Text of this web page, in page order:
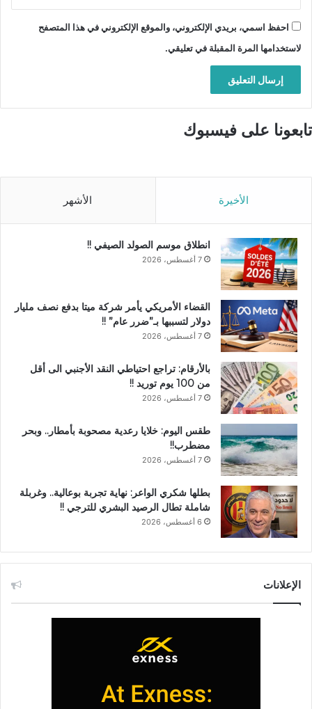
احفظ اسمي، بريدي الإلكتروني، والموقع الإلكتروني في هذا المتصفح
لاستخدامها المرة المقبلة في تعليقي.
تابعونا على فيسبوك
الأخيرة الأشهر
انطلاق موسم الصولد الصيفي !!
7 أغسطس، 2026
القضاء الأمريكي يأمر شركة ميتا بدفع نصف مليار
دولار لتسببها بـ”ضرر عام” !!
7 أغسطس، 2026
بالأرقام: تراجع احتياطي النقد الأجنبي الى أقل
من 100 يوم توريد !!
7 أغسطس، 2026
طقس اليوم: خلايا رعدية مصحوبة بأمطار.. وبحر
مضطرب!!
7 أغسطس، 2026
بطلها شكري الواعر: نهاية تجربة بوعالية.. وغربلة
شاملة تطال الرصيد البشري للترجي !!
6 أغسطس، 2026
الإعلانات